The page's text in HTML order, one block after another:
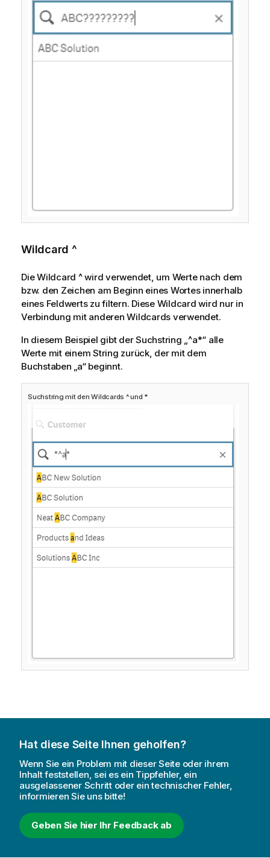
Wildcard ^
Die Wildcard ^wird verwendet, um Werte nach dem
bzw. den Zeichen am Beginn eines Wortes innerhalb
eines Feldwerts zu filtern. Diese Wildcard wird nur in
Verbindung mit anderen Wildcards verwendet.
In diesem Beispiel gibt der Suchstring „^a*“ alle
Werte mit einem String zurück, der mit dem
Buchstaben „a“ beginnt.
Suchstring mit den Wildcards ^ und *
Hat diese Seite Ihnen geholfen?
Wenn Sie ein Problem mit dieser Seite oder ihrem
Inhalt feststellen, sei es ein Tippfehler, ein
ausgelassener Schritt oder ein technischer Fehler,
informieren Sie uns bitte!
Geben Sie hier Ihr Feedback ab